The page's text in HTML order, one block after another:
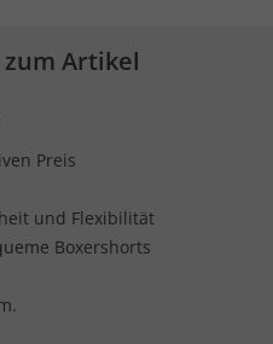
Artikel
Preis
und Flexibilität
Boxershorts